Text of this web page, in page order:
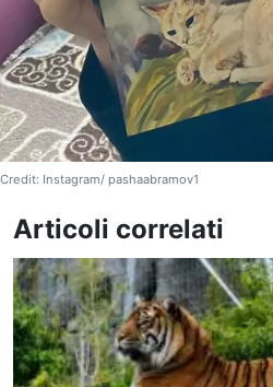
Credit: Instagram/ pashaabramov1
Articoli correlati